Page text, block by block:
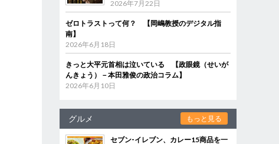
2026年7月22日
ゼロトラストって何？ 【岡嶋教授のデジタル指
南】
2026年6月18日
きっと大平元首相は泣いている 【政眼鏡（せいが
んきょう）－本田雅俊の政治コラム】
2026年6月10日
グルメ もっと見る
セブン‐イレブン、カレー15商品を一